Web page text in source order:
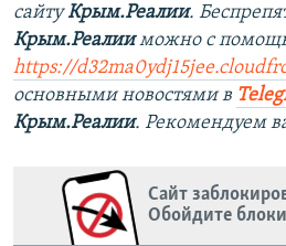
сайтуКрым.Реалии.
Крым.Реалииможно с
https://
основными новостями в
Крым.Реалии. Рекомендуем
Сайт
Обойдите